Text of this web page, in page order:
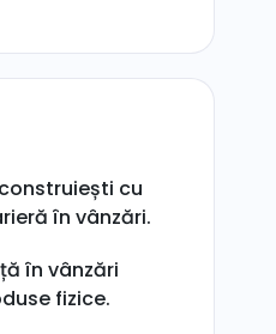
cu
în vânzări.
în vânzări
fizice.